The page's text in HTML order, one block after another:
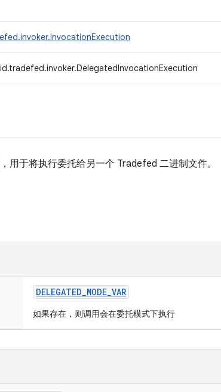
，用于将执行委托给另一个 Tradefed 二进制文件。
DELEGATED_MODE_VAR
如果存在，则调用会在委托模式下执行